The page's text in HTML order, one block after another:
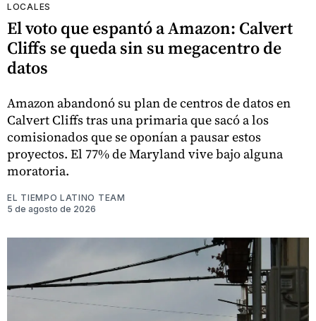
LOCALES
El voto que espantó a Amazon: Calvert
Cliffs se queda sin su megacentro de
datos
Amazon abandonó su plan de centros de datos en
Calvert Cliffs tras una primaria que sacó a los
comisionados que se oponían a pausar estos
proyectos. El 77% de Maryland vive bajo alguna
moratoria.
EL TIEMPO LATINO TEAM
5 de agosto de 2026